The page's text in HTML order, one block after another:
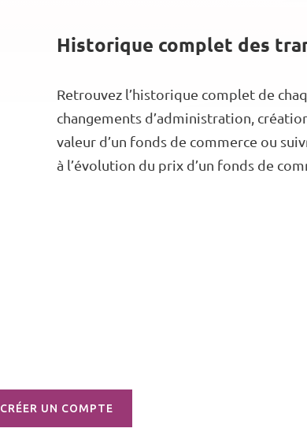
Historique complet des
Retrouvez l’historique complet de
changements d’administration,
valeur d’un fonds de commerce ou
à l’évolution du prix d’un fonds de
CRÉER UN COMPTE